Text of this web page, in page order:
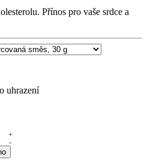
Přínos pro vaše srdce a
uhrazení
+
-